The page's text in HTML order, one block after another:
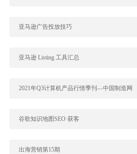
亚马逊广告投放技巧
亚马逊 Listing 工具汇总
2021年Q3计算机产品行情季刊—中国制造网
谷歌知识地图SEO·获客
出海营销第15期